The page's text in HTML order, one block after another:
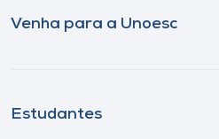
Venha para a Unoesc
Estudantes